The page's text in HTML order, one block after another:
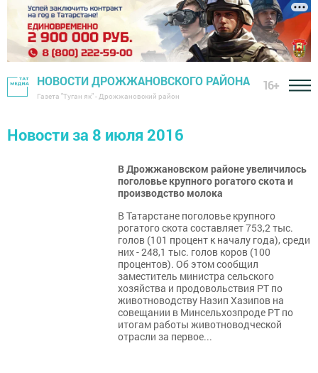
НОВОСТИ ДРОЖЖАНОВСКОГО РАЙОНА
Газета "Туган як" - Дрожжановский район
16+
Новости за 8 июля 2016
В Дрожжановском районе увеличилось
поголовье крупного рогатого скота и
производство молока
В Татарстане поголовье крупного
рогатого скота составляет 753,2 тыс.
голов (101 процент к началу года), среди
них - 248,1 тыс. голов коров (100
процентов). Об этом сообщил
заместитель министра сельского
хозяйства и продовольствия РТ по
животноводству Назип Хазипов на
совещании в Минсельхозпроде РТ по
итогам работы животноводческой
отрасли за первое...